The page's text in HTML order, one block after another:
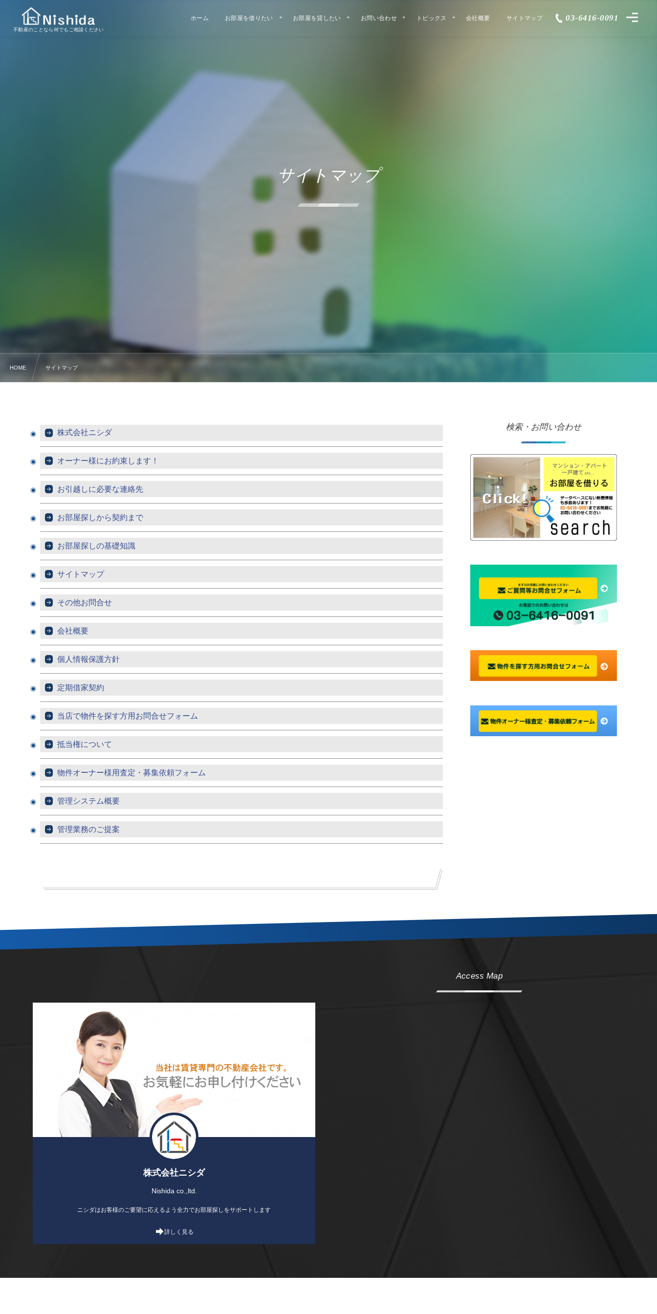
不動産のことなら何でもご相談ください
ホーム お部屋を借りたい お部屋を貸したい お問い合わせ トピックス 会社概要 サイトマップ 03-6416-0091
サイトマップ
HOME サイトマップ
株式会社ニシダ
オーナー様にお約束します！
お引越しに必要な連絡先
お部屋探しから契約まで
お部屋探しの基礎知識
サイトマップ
その他お問合せ
会社概要
個人情報保護方針
定期借家契約
当店で物件を探す方用お問合せフォーム
抵当権について
物件オーナー様用査定・募集依頼フォーム
管理システム概要
管理業務のご提案
検索・お問い合わせ
株式会社ニシダ
Nishida co.,ltd.
ニシダはお客様のご要望に応えるよう全力でお部屋探しをサポートします
詳しく見る
Access Map